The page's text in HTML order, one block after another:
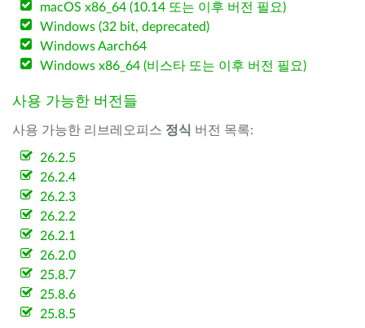
macOS x86_64 (10.14 또는 이후 버전 필요)
Windows (32 bit, deprecated)
Windows Aarch64
Windows x86_64 (비스타 또는 이후 버전 필요)
사용 가능한 버전들
사용 가능한 리브레오피스 정식 버전 목록:
26.2.5
26.2.4
26.2.3
26.2.2
26.2.1
26.2.0
25.8.7
25.8.6
25.8.5